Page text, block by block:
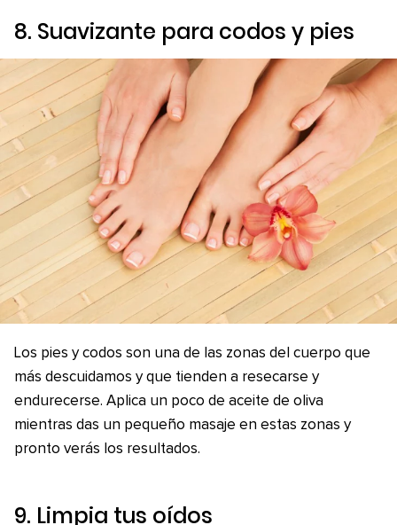
8. Suavizante para codos y pies
Los pies y codos son una de las zonas del cuerpo que
más descuidamos y que tienden a resecarse y
endurecerse. Aplica un poco de aceite de oliva
mientras das un pequeño masaje en estas zonas y
pronto verás los resultados.
9. Limpia tus oídos